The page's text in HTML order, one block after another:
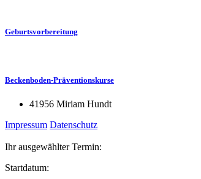
Geburtsvorbereitung
Beckenboden-Präventionskurse
41956 Miriam Hundt
Impressum Datenschutz
Ihr ausgewählter Termin:
Startdatum: